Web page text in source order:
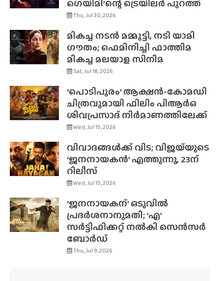
ഗെയിമി’ന്റെ ട്രെയിലർ പുറത്ത്
Thu, Jul 30, 2026
മികച്ച നടൻ മമ്മൂട്ടി, നടി യാമി
ഗൗതം; ഫെമിനിച്ചി ഫാത്തിമ
മികച്ച മലയാള സിനിമ
Sat, Jul 18, 2026
‘പൊടിപൂരം’ ആക്ഷൻ-കോമഡി
ചിത്രവുമായി ഫിലിം പിആർഒ
ശിവപ്രസാദ് നിർമാണത്തിലേക്ക്
Wed, Jul 15, 2026
വിവാദങ്ങൾക്ക് വിട; വിജയ്‌യുടെ
‘ജനനായകൻ’ എത്തുന്നു, 23ന്
റിലീസ്
Wed, Jul 15, 2026
‘ജനനായകന്’ ഒടുവിൽ
പ്രദർശനാനുമതി; ‘എ’
സർട്ടിഫിക്കറ്റ് നൽകി സെൻസർ
ബോർഡ്
Thu, Jul 9, 2026